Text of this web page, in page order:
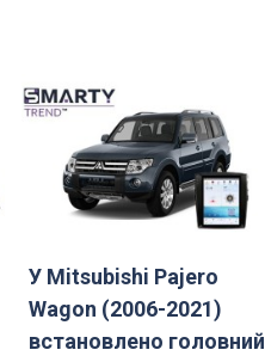
У Mitsubishi Pajero
Wagon (2006-2021)
встановлено головний